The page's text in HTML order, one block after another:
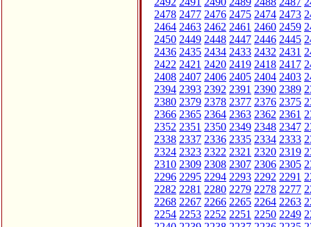
2478 2477 2476 2475 2474 2473
2464 2463 2462 2461 2460 2459
2450 2449 2448 2447 2446 2445
2436 2435 2434 2433 2432 2431
2422 2421 2420 2419 2418 2417
2408 2407 2406 2405 2404 2403
2394 2393 2392 2391 2390 2389
2380 2379 2378 2377 2376 2375
2366 2365 2364 2363 2362 2361
2352 2351 2350 2349 2348 2347
2338 2337 2336 2335 2334 2333
2324 2323 2322 2321 2320 2319
2310 2309 2308 2307 2306 2305
2296 2295 2294 2293 2292 2291
2282 2281 2280 2279 2278 2277
2268 2267 2266 2265 2264 2263
2254 2253 2252 2251 2250 2249